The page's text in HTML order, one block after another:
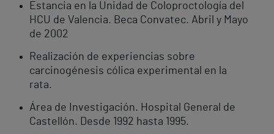
Estancia en la Unidad de Coloproctología del
HCU de Valencia. Beca Convatec. Abril y Mayo
de 2002
Realización de experiencias sobre
carcinogénesis cólica experimental en la
rata.
Área de Investigación. Hospital General de
Castellón. Desde 1992 hasta 1995.